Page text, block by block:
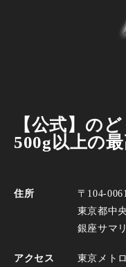
【公式】の
500g以上の
住所
〒104-0061
東京都中
銀座サマ
アクセス
東京メト